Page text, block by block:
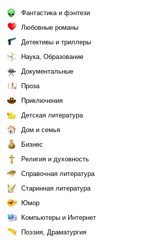
Фантастика и фэнтези
Любовные романы
Детективы и триллеры
Наука, Образование
Документальные
Проза
Приключения
Детская литература
Дом и семья
Бизнес
Религия и духовность
Справочная литература
Старинная литература
Юмор
Компьютеры и Интернет
Поэзия, Драматургия